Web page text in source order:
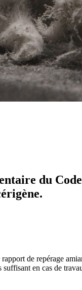
du
rapport de repérage
suffisant en cas de